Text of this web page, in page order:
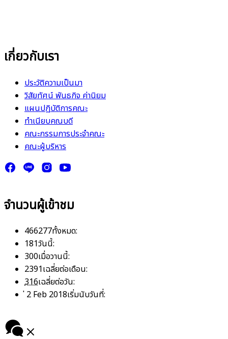
เกี่ยวกับเรา
ประวัติความเป็นมา
วิสัยทัศน์ พันธกิจ ค่านิยม
แผนปฏิบัติการคณะ
ทำเนียบคณบดี
คณะกรรมการประจำคณะ
คณะผู้บริหาร
จำนวนผู้เข้าชม
466277ทั้งหมด:
181วันนี้:
300เมื่อวานนี้:
2391เฉลี่ยต่อเดือน:
316เฉลี่ยต่อวัน:
่ 2 Feb 2018เริ่มนับวันที่: